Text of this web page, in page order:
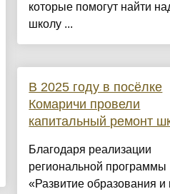
которые помогут найти
школу ...
В 2025 году в посёлке
Комаричи провели
капитальный ремонт
Благодаря реализации
региональной программы
«Развитие образования и